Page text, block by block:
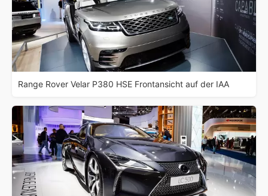
Range Rover Velar P380 HSE Frontansicht auf der IAA